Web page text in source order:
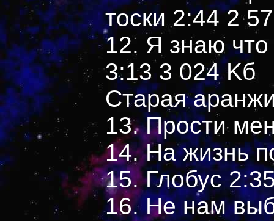
тоски 2:44 2
12. Я знаю что
3:13 3 024 Kб
Старая
13. Прости
14. На жизнь
15. Глобус
16. Не нам